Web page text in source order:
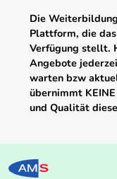
Die
Plattform, die
Verfügung stellt.
Angebote
warten bzw
übernimmt
und Qualität